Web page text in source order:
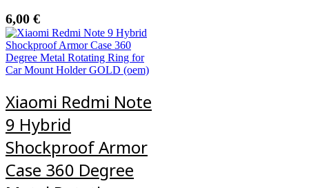
6,00 €
Xiaomi Redmi Note
9 Hybrid
Shockproof Armor
Case 360 Degree